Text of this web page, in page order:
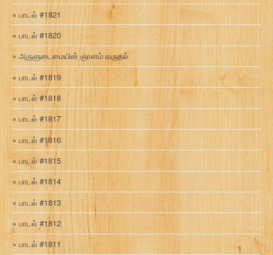
பாடல் #1821
பாடல் #1820
அருளுடைமையின் ஞானம் வருதல்
பாடல் #1819
பாடல் #1818
பாடல் #1817
பாடல் #1816
பாடல் #1815
பாடல் #1814
பாடல் #1813
பாடல் #1812
பாடல் #1811